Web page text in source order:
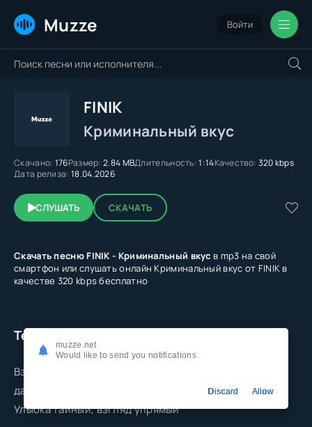
Muzze Войти
FINIK
Криминальный вкус
Скачано: 176Размер: 2.84 MBДлительность:1:14Качество: 320 kbps
Дата релиза: 18.04.2026
СЛУШАТЬ СКАЧАТЬ
Скачать песню FINIK - Криминальный вкус в mp3 на свой
смартфон или слушать онлайн Криминальный вкус от FINIK в
качестве 320 kbps бесплатно
Текст песни
Взгляд упрямый, что за криминальный вкус у этой
дамы?
Улыбка тайный, взгляд упрямый
muzze.net
Would like to send you notifications
Discard Allow